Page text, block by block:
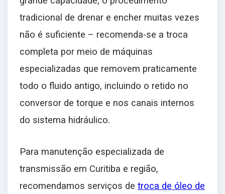
tradicional de drenar e encher muitas vezes
não é suficiente – recomenda-se a troca
completa por meio de máquinas
especializadas que removem praticamente
todo o fluido antigo, incluindo o retido no
conversor de torque e nos canais internos
do sistema hidráulico.
Para manutenção especializada de
transmissão em Curitiba e região,
recomendamos serviços de troca de óleo de